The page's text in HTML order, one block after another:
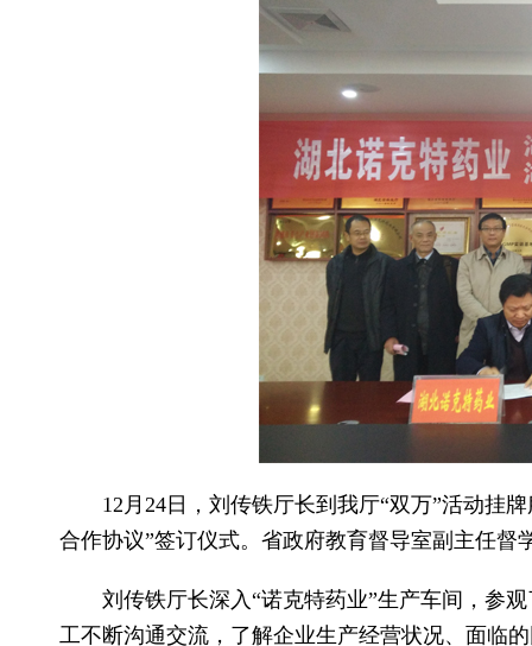
12月24日，刘传铁厅长到我厅“双万”活动挂
合作协议”签订仪式。省政府教育督导室副主任
刘传铁厅长深入“诺克特药业”生产车间，参
工不断沟通交流，了解企业生产经营状况、面临